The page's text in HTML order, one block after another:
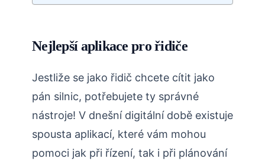
Nejlepší aplikace pro řidiče
Jestliže se jako řidič chcete cítit jako
pán silnic, potřebujete ty správné
nástroje! V dnešní digitální době existuje
spousta aplikací, které vám mohou
pomoci jak při řízení, tak i při plánování